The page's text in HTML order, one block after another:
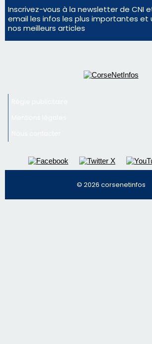
Nous contacter
© 2026 corsenetinfos